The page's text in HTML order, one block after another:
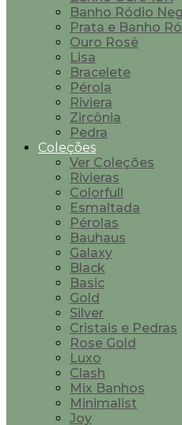
Banho Ródio
Prata e Banho
Ouro Rosê
Lisa
Bracelete
Pérola
Riviera
Zircônia
Pedra
Coleções
Ver Coleções
Rivieras
Colorfull
Esmaltada
Pérolas
Bauhaus
Galaxy
Black
Basic
Gold
Silver
Cristais e Pedras
Rose Gold
Luxo
Clash
Mix Banhos
Minimalist
Joy